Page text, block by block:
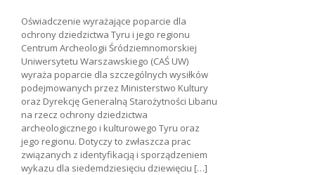
Oświadczenie wyrażające poparcie dla
ochrony dziedzictwa Tyru i jego regionu
Centrum Archeologii Śródziemnomorskiej
Uniwersytetu Warszawskiego (CAŚ UW)
wyraża poparcie dla szczególnych wysiłków
podejmowanych przez Ministerstwo Kultury
oraz Dyrekcję Generalną Starożytności Libanu
na rzecz ochrony dziedzictwa
archeologicznego i kulturowego Tyru oraz
jego regionu. Dotyczy to zwłaszcza prac
związanych z identyfikacją i sporządzeniem
wykazu dla siedemdziesięciu dziewięciu […]